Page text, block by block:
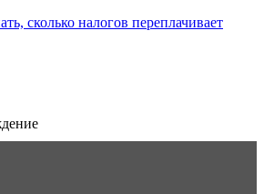
сколько налогов переплачивает